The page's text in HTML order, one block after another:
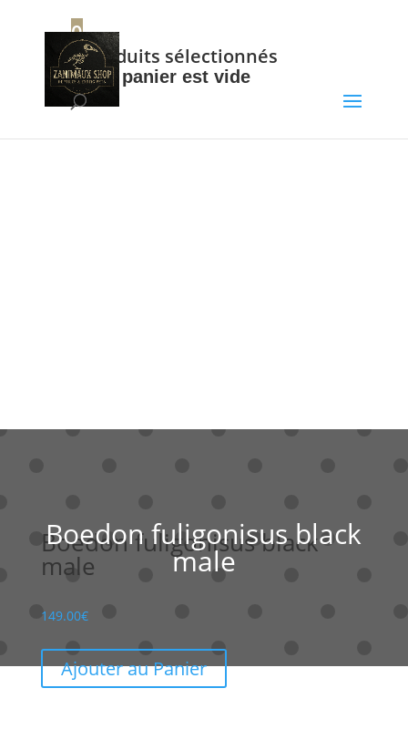
0
0Produits sélectionnés
Votre panier est vide
Boedon fuligonisus black
male
Boedon fuligonisus black
male
149.00€
Ajouter au Panier